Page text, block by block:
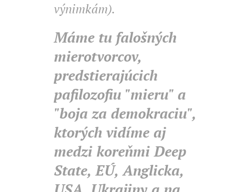
výnimkám).
Máme tu falošných
mierotvorcov,
predstierajúcich
pafilozofiu "mieru" a
"boja za demokraciu",
ktorých vidíme aj
medzi koreňmi Deep
State, EÚ, Anglicka,